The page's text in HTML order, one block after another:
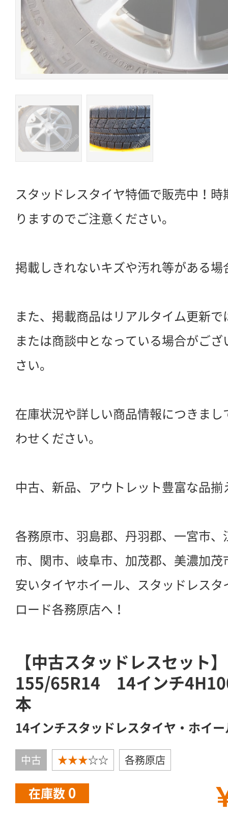
スタッドレスタイヤ特価で販売中！
りますのでご注意ください。
掲載しきれないキズや汚れ等がある場
また、掲載商品はリアルタイム更新
または商談中となっている場合がご
さい。
在庫状況や詳しい商品情報につきま
わせください。
中古、新品、アウトレット豊富な品揃
各務原市、羽島郡、丹羽郡、一宮市
市、関市、岐阜市、加茂郡、美濃加茂
安いタイヤホイール、スタッドレス
ロード各務原店へ！
【中古スタッドレスセット
155/65R14 14インチ
本
14インチスタッドレスタイヤ・ホイ
中古 ★★★☆☆ 各務原店
在庫数 0